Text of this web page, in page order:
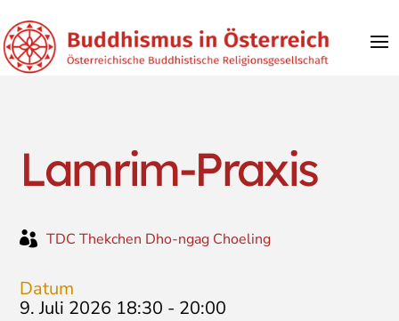
Lamrim-Praxis
 TDC Thekchen Dho-ngag Choeling
Datum
9. Juli 2026 18:30 - 20:00